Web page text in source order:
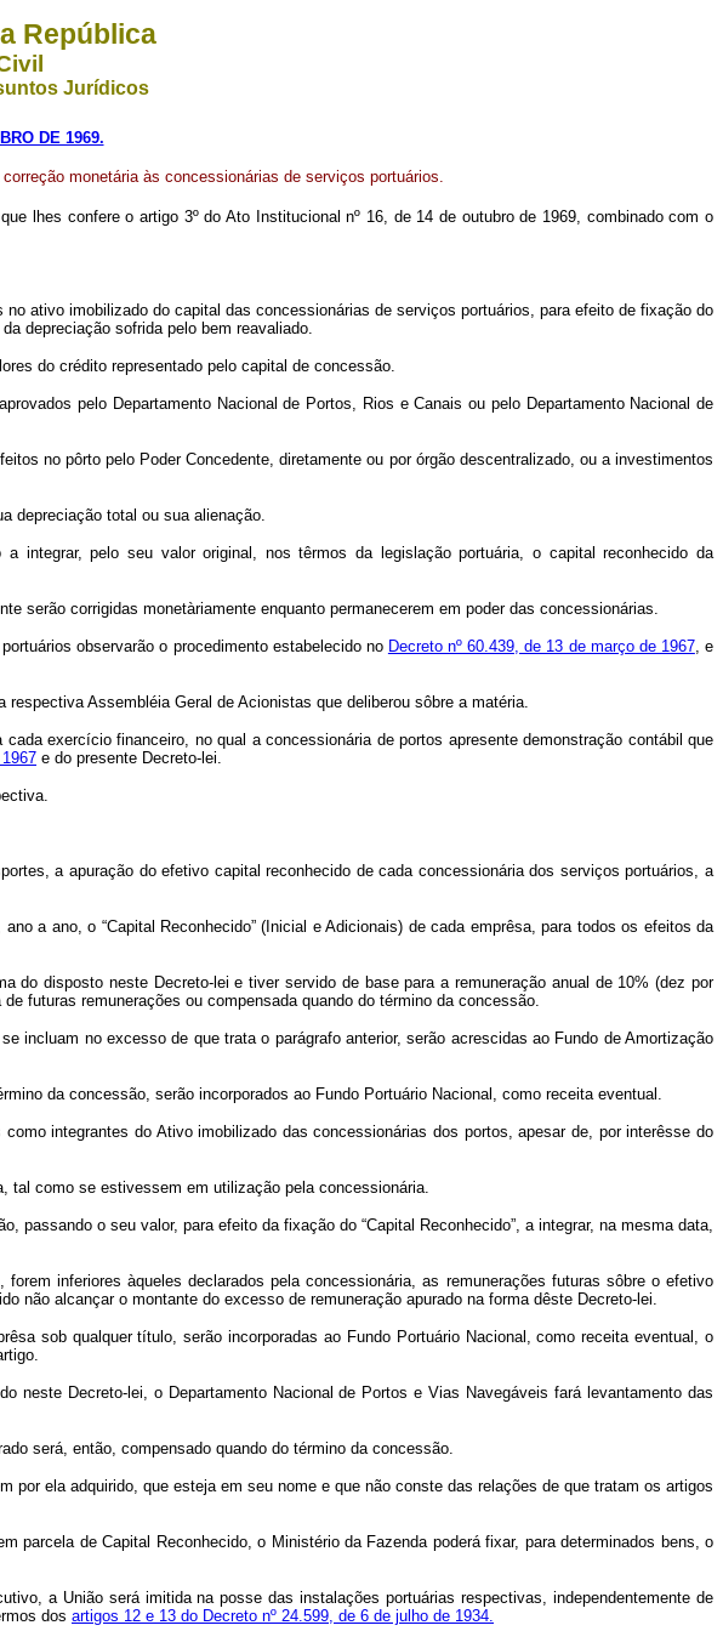
República
Jurídicos
DE 1969.
monetária às concessionárias de serviços portuários.
lhes confere o artigo 3º do Ato Institucional nº 16, de 14 de outubro de 1969, combinado com o
ativo imobilizado do capital das concessionárias de serviços portuários, para efeito de fixação do
depreciação sofrida pelo bem reavaliado.
do crédito representado pelo capital de concessão.
pelo Departamento Nacional de Portos, Rios e Canais ou pelo Departamento Nacional de
no pôrto pelo Poder Concedente, diretamente ou por órgão descentralizado, ou a investimentos
depreciação total ou sua alienação.
integrar, pelo seu valor original, nos têrmos da legislação portuária, o capital reconhecido da
serão corrigidas monetàriamente enquanto permanecerem em poder das concessionárias.
observarão o procedimento estabelecido no Decreto nº 60.439, de 13 de março de 1967, e
Assembléia Geral de Acionistas que deliberou sôbre a matéria.
exercício financeiro, no qual a concessionária de portos apresente demonstração contábil que
e do presente Decreto-lei.
a apuração do efetivo capital reconhecido de cada concessionária dos serviços portuários, a
a ano, o “Capital Reconhecido” (Inicial e Adicionais) de cada emprêsa, para todos os efeitos da
do disposto neste Decreto-lei e tiver servido de base para a remuneração anual de 10% (dez por
futuras remunerações ou compensada quando do término da concessão.
incluam no excesso de que trata o parágrafo anterior, serão acrescidas ao Fundo de Amortização
da concessão, serão incorporados ao Fundo Portuário Nacional, como receita eventual.
integrantes do Ativo imobilizado das concessionárias dos portos, apesar de, por interêsse do
tal como se estivessem em utilização pela concessionária.
o seu valor, para efeito da fixação do “Capital Reconhecido”, a integrar, na mesma data,
inferiores àqueles declarados pela concessionária, as remunerações futuras sôbre o efetivo
não alcançar o montante do excesso de remuneração apurado na forma dêste Decreto-lei.
sob qualquer título, serão incorporadas ao Fundo Portuário Nacional, como receita eventual, o
neste Decreto-lei, o Departamento Nacional de Portos e Vias Navegáveis fará levantamento das
será, então, compensado quando do término da concessão.
ela adquirido, que esteja em seu nome e que não conste das relações de que tratam os artigos
de Capital Reconhecido, o Ministério da Fazenda poderá fixar, para determinados bens, o
a União será imitida na posse das instalações portuárias respectivas, independentemente de
dos artigos 12 e 13 do Decreto nº 24.599, de 6 de julho de 1934.